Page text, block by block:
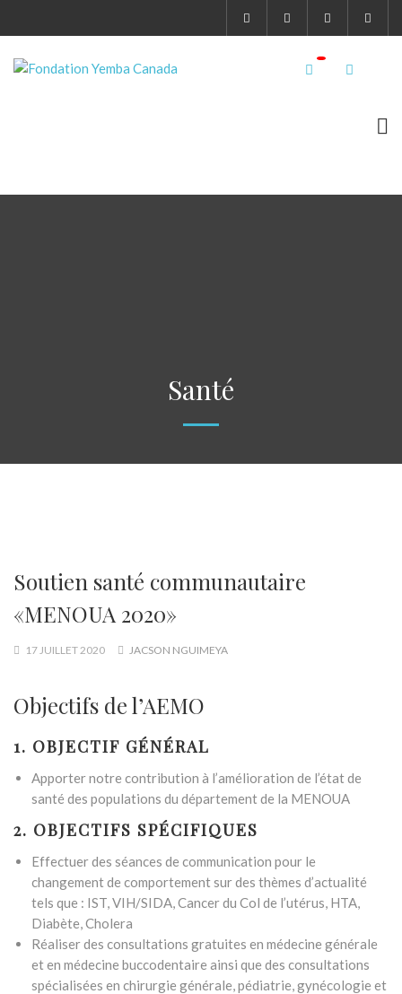
Santé
Soutien santé communautaire
«MENOUA 2020»
17 JUILLET 2020 JACSON NGUIMEYA
Objectifs de l’AEMO
1. OBJECTIF GÉNÉRAL
Apporter notre contribution à l’amélioration de l’état de
santé des populations du département de la MENOUA
2. OBJECTIFS SPÉCIFIQUES
Effectuer des séances de communication pour le
changement de comportement sur des thèmes d’actualité
tels que : IST, VIH/SIDA, Cancer du Col de l’utérus, HTA,
Diabète, Cholera
Réaliser des consultations gratuites en médecine générale
et en médecine buccodentaire ainsi que des consultations
spécialisées en chirurgie générale, pédiatrie, gynécologie et